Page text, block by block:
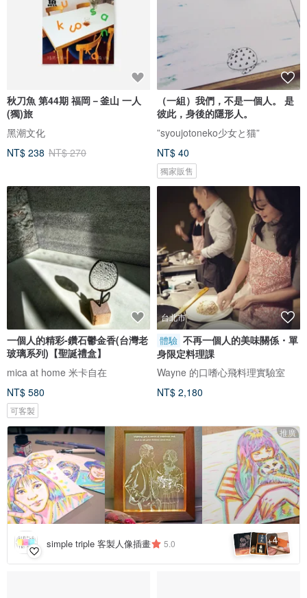
秋刀魚 第44期 福岡－釜山 一人
(獨)旅
黑潮文化
NT$ 238 NT$ 270
（一組）我們，不是一個人。 是
彼此，身後的隱形人。
”syoujotoneko少女と猫”
NT$ 40
獨家販售
一個人的精彩-鑽石鬱金香(台灣老
玻璃系列)【聖誕禮盒】
mica at home 米卡自在
NT$ 580
可客製
台北市
體驗 不再一個人的美味關係・單
身限定料理課
Wayne 的口嗜心飛料理實驗室
NT$ 2,180
推廣
simple triple 客製人像插畫 5.0 +4